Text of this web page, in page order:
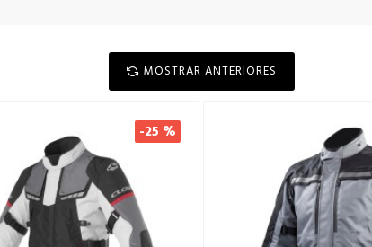
MOSTRAR ANTERIORES
-25 %